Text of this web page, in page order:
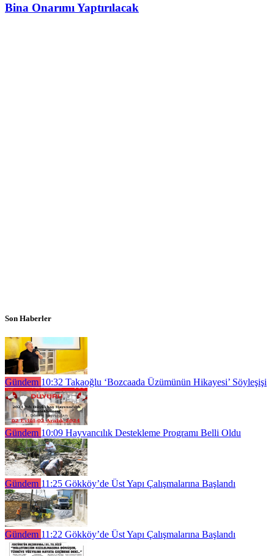
Bina Onarımı Yaptırılacak
Son Haberler
Gündem 10:32 Takaoğlu ‘Bozcaada Üzümünün Hikayesi’ Söyleşişi
Gündem 10:09 Hayvancılık Destekleme Programı Belli Oldu
Gündem 11:25 Gökköy’de Üst Yapı Çalışmalarına Başlandı
Gündem 11:22 Gökköy’de Üst Yapı Çalışmalarına Başlandı